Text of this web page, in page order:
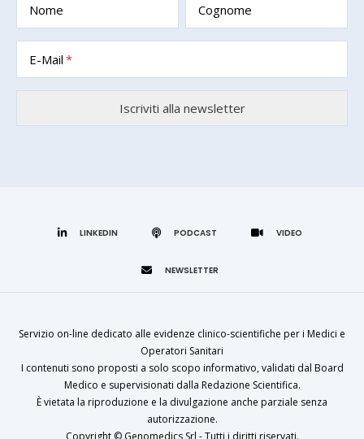
Nome Cognome
E-Mail
LINKEDIN
Servizio on-line dedicato alle evidenze clinico-scientifiche per i Medici e
Operatori Sanitari
I contenuti sono proposti a solo scopo informativo, validati dal Board
Medico e supervisionati dalla Redazione Scientifica.
È vietata la riproduzione e la divulgazione anche parziale senza
autorizzazione.